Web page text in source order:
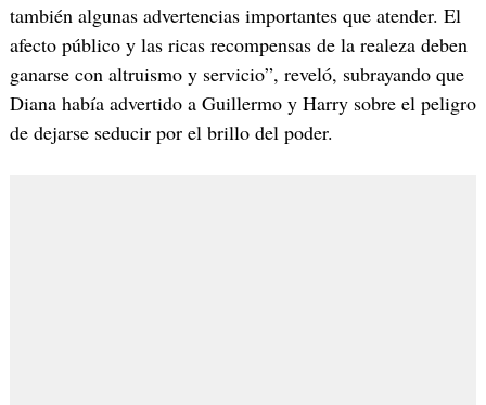
también algunas advertencias importantes que atender. El
afecto público y las ricas recompensas de la realeza deben
ganarse con altruismo y servicio”, reveló, subrayando que
Diana había advertido a Guillermo y Harry sobre el peligro
de dejarse seducir por el brillo del poder.